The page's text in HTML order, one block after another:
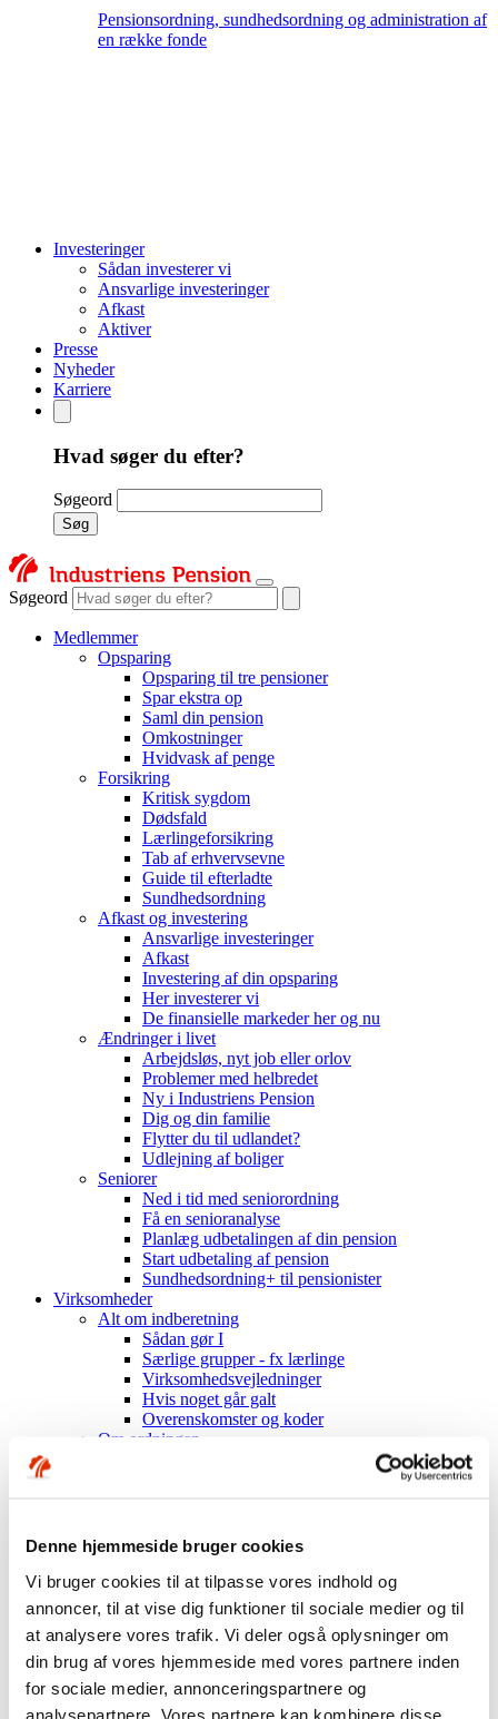
Denne hjemmeside bruger cookies
Vi bruger cookies til at tilpasse vores indhold og
annoncer, til at vise dig funktioner til sociale medier og til
at analysere vores trafik. Vi deler også oplysninger om
din brug af vores hjemmeside med vores partnere inden
for sociale medier, annonceringspartnere og
analysepartnere. Vores partnere kan kombinere disse
Pensionsordning, sundhedsordning og administration af
en række fonde
Investeringer
Sådan investerer vi
Ansvarlige investeringer
Afkast
Aktiver
Presse
Nyheder
Karriere
Hvad søger du efter?
Søgeord
Søg
Søgeord
Medlemmer
Opsparing
Opsparing til tre pensioner
Spar ekstra op
Saml din pension
Omkostninger
Hvidvask af penge
Forsikring
Kritisk sygdom
Dødsfald
Lærlingeforsikring
Tab af erhvervsevne
Guide til efterladte
Sundhedsordning
Afkast og investering
Ansvarlige investeringer
Afkast
Investering af din opsparing
Her investerer vi
De finansielle markeder her og nu
Ændringer i livet
Arbejdsløs, nyt job eller orlov
Problemer med helbredet
Ny i Industriens Pension
Dig og din familie
Flytter du til udlandet?
Udlejning af boliger
Seniorer
Ned i tid med seniorordning
Få en senioranalyse
Planlæg udbetalingen af din pension
Start udbetaling af pension
Sundhedsordning+ til pensionister
Virksomheder
Alt om indberetning
Sådan gør I
Særlige grupper - fx lærlinge
Virksomhedsvejledninger
Hvis noget går galt
Overenskomster og koder
Om ordningen
Få besøg af os
Om Industriens Pension
Fakta om os
Hvem er vi?
Organisation og ejerforhold
Mission, vision, værdier
Nøgletal
Årsrapporter mv.
Historien om Industriens Pension